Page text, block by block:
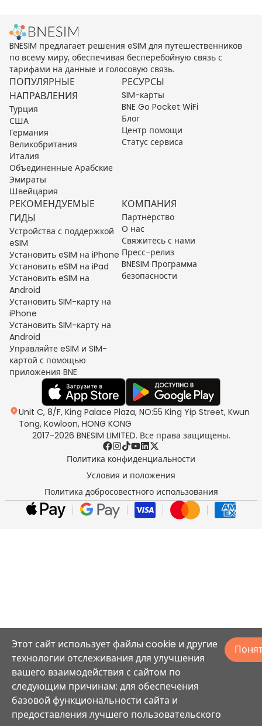
BNESIM предлагает решения eSIM для путешественников
по всему миру, обеспечивая бесперебойную связь с
тарифами на данные и голосовую связь.
ПОПУЛЯРНЫЕ
НАПРАВЛЕНИЯ
Турция
США
Германия
Великобритания
Италия
Объединенные Арабские
Эмираты
Швейцария
РЕСУРСЫ
SIM-карты
BNE Go Pocket WiFi
Блог
Центр помощи
Статус сервиса
РЕКОМЕНДУЕМЫЕ
ГИДЫ
Устройства с поддержкой
eSIM
Установить eSIM на iPhone
Установить eSIM на iPad
Установить eSIM на
Android
Установить SIM-карту на
iPhone
Установить SIM-карту на
Android
Управляйте eSIM и SIM-
картой с помощью
приложения BNE
КОМПАНИЯ
Партнёрство
О нас
Свяжитесь с нами
Пресс-релиз
BNESIM Программа
безопасности
Unit C, 8/F, King Palace Plaza, NO:55 King Yip Street, Kwun
Tong, Kowloon, HONG KONG
2017-2026 BNESIM LIMITED. Все права защищены.
Политика конфиденциальности
Условия и положения
Политика добросовестного использования
Этот сайт использует файлы cookie и другие
технологии отслеживания для улучшения
вашего взаимодействия с сайтом по
следующим причинам: для обеспечения
базовой функциональности сайта и
предоставления лучшего пользовательского